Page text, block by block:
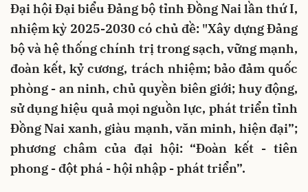
Đại hội Đại biểu Đảng bộ tỉnh Đồng Nai lần thứ I,
nhiệm kỳ 2025-2030 có chủ đề: "Xây dựng Đảng
bộ và hệ thống chính trị trong sạch, vững mạnh,
đoàn kết, kỷ cương, trách nhiệm; bảo đảm quốc
phòng - an ninh, chủ quyền biên giới; huy động,
sử dụng hiệu quả mọi nguồn lực, phát triển tỉnh
Đồng Nai xanh, giàu mạnh, văn minh, hiện đại”;
phương châm của đại hội: “Đoàn kết - tiên
phong - đột phá - hội nhập - phát triển”.